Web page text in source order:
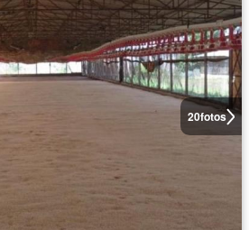
20fotos